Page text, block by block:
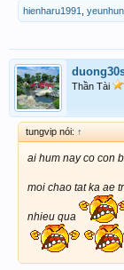
hienharu1991
Thần Tài
tungvip nói: ↑
ai hum nay co con
moi chao tat ka ae
nhieu qua